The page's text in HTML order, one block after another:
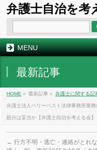
弁護士自治を考
MENU
最新記事
HOME » 最新記事 » 弁護士に関する記
弁護士法人ベリーベスト法律事務所業
処分は妥当か【弁護士自治を考える会】
← 行方不明・逃亡・連絡がとれ